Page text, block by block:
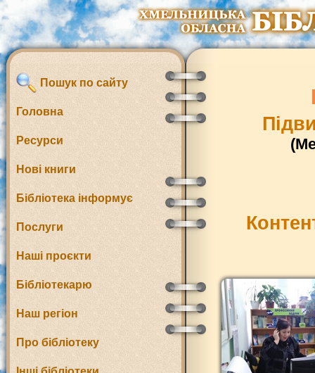
Пошук по сайту
Головна
Ресурси
Нові книги
Бібліотека інформує
Послуги
Наші проєкти
Бібліотекарю
Наш регіон
Про бібліотеку